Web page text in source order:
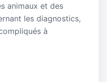
animaux et des
les diagnostics,
à